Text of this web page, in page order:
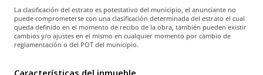
La clasificación del estrato es potestativo del municipio, el anunciante no
puede comprometerse con una clasificación determinada del estrato el cual
queda definido en el momento de recibo de la obra, también pueden existir
cambios y/o ajustes en el mismo en cualquier momento por cambio de
reglamentación o del POT del municipio.